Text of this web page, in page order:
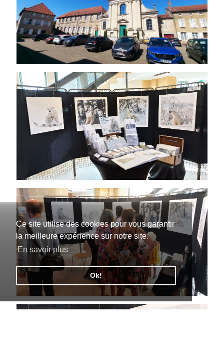
Ce site utilise des cookies pour vous garantir
la meilleure expérience sur notre site.
En savoir plus
Ok!